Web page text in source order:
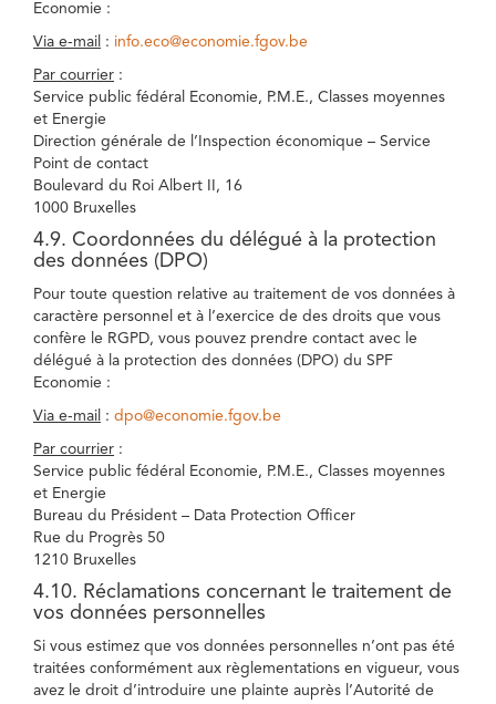
Economie :
Via e-mail : info.eco@economie.fgov.be
Par courrier :
Service public fédéral Economie, P.M.E., Classes moyennes
et Energie
Direction générale de l’Inspection économique – Service
Point de contact
Boulevard du Roi Albert II, 16
1000 Bruxelles
4.9. Coordonnées du délégué à la protection
des données (DPO)
Pour toute question relative au traitement de vos données à
caractère personnel et à l’exercice de des droits que vous
confère le RGPD, vous pouvez prendre contact avec le
délégué à la protection des données (DPO) du SPF
Economie :
Via e-mail : dpo@economie.fgov.be
Par courrier :
Service public fédéral Economie, P.M.E., Classes moyennes
et Energie
Bureau du Président – Data Protection Officer
Rue du Progrès 50
1210 Bruxelles
4.10. Réclamations concernant le traitement de
vos données personnelles
Si vous estimez que vos données personnelles n’ont pas été
traitées conformément aux règlementations en vigueur, vous
avez le droit d’introduire une plainte auprès l’Autorité de